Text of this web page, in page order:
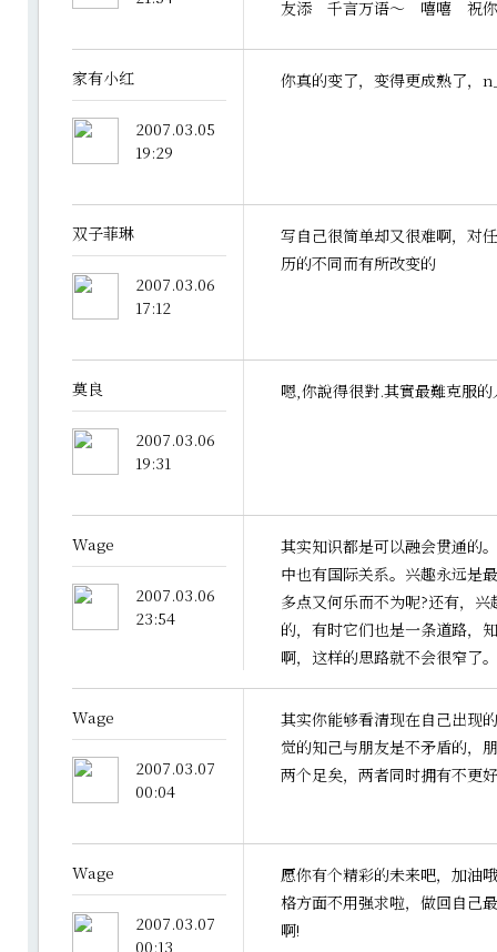
友添 千言万语～ 嘻嘻 祝你
你真的变了，变得更成熟了，
家有小红
2007.03.05
19:29
写自己很简单却又很难啊，对
历的不同而有所改变的
双子菲琳
2007.03.06
17:12
嗯,你說得很對.其實最難克服
莫良
2007.03.06
19:31
其实知识都是可以融会贯通的
中也有国际关系。兴趣永远是
多点又何乐而不为呢?还有，
的，有时它们也是一条道路，
啊，这样的思路就不会很窄了。
Wage
2007.03.06
23:54
其实你能够看清现在自己出现
觉的知己与朋友是不矛盾的，
两个足矣，两者同时拥有不更
Wage
2007.03.07
00:04
愿你有个精彩的未来吧，加油
格方面不用强求啦，做回自己
啊!
Wage
2007.03.07
00:13